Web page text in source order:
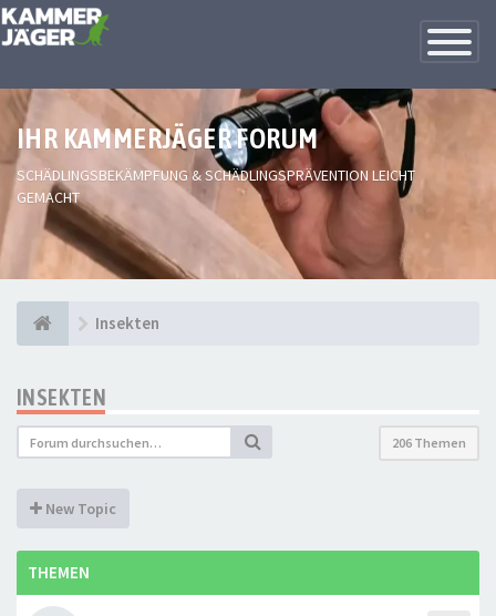
Toggle
IHR KAMMERJÄGER FORUM
SCHÄDLINGSBEKÄMPFUNG & SCHÄDLINGSPRÄVENTION LEICHT
GEMACHT
Insekten
INSEKTEN
206 Themen
New Topic
THEMEN